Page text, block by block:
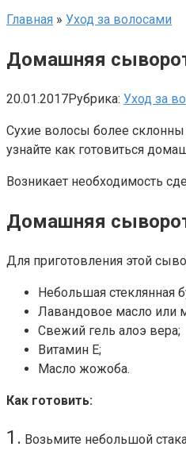
Главная » Уход за волосами
Домашняя
20.01.2017Рубрика: Уход за
Сухие волосы более
узнайте как готовиться
Возникает необходимость
Домашняя
Для приготовления этой
Небольшая стеклянная
Лавандовое масло или
Свежий гель алоэ вера;
Витамин Е;
Масло жожоба.
Как готовить:
1. Возьмите небольшой